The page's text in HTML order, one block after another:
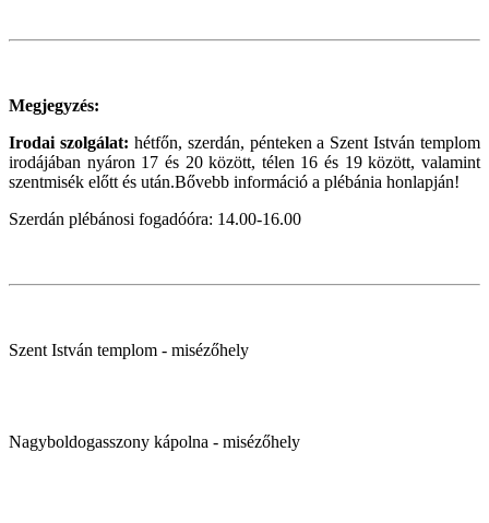
Megjegyzés:
Irodai szolgálat: hétfőn, szerdán, pénteken a Szent István templom
irodájában nyáron 17 és 20 között, télen 16 és 19 között, valamint
szentmisék előtt és után.Bővebb információ a plébánia honlapján!
Szerdán plébánosi fogadóóra: 14.00-16.00
Szent István templom - misézőhely
Nagyboldogasszony kápolna - misézőhely